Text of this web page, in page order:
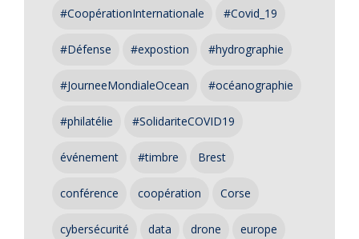
#CoopérationInternationale #Covid_19
#Défense #expostion #hydrographie
#JourneeMondialeOcean #océanographie
#philatélie #SolidariteCOVID19
événement #timbre Brest
conférence coopération Corse
cybersécurité data drone europe